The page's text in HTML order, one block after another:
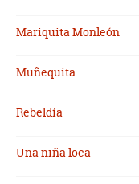
Mariquita Monleón
Muñequita
Rebeldía
Una niña loca